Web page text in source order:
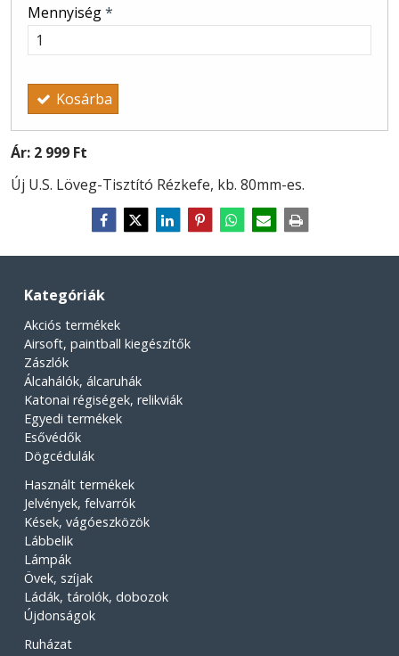
Mennyiség*
Kosárba
Ár: 2 999 Ft
Új U.S. Löveg-Tisztító Rézkefe, kb. 80mm-es.
Kategóriák
Akciós termékek
Airsoft, paintball kiegészítők
Zászlók
Álcahálók, álcaruhák
Katonai régiségek, relikviák
Egyedi termékek
Esővédők
Dögcédulák
Használt termékek
Jelvények, felvarrók
Kések, vágóeszközök
Lábbelik
Lámpák
Övek, szíjak
Ládák, tárolók, dobozok
Újdonságok
Ruházat